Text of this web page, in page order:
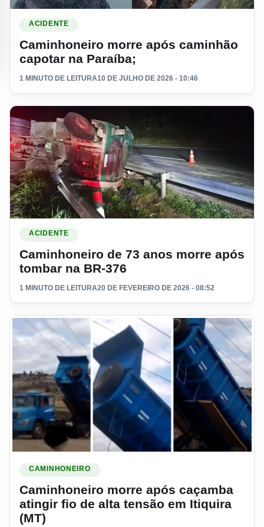
ACIDENTE
Caminhoneiro morre após caminhão
capotar na Paraíba;
1 MINUTO DE LEITURA10 DE JULHO DE 2026 - 10:46
ACIDENTE
Caminhoneiro de 73 anos morre após
tombar na BR-376
1 MINUTO DE LEITURA20 DE FEVEREIRO DE 2026 - 08:52
CAMINHONEIRO
Caminhoneiro morre após caçamba
atingir fio de alta tensão em Itiquira
(MT)